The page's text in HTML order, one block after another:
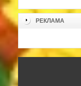
РЕКЛАМА